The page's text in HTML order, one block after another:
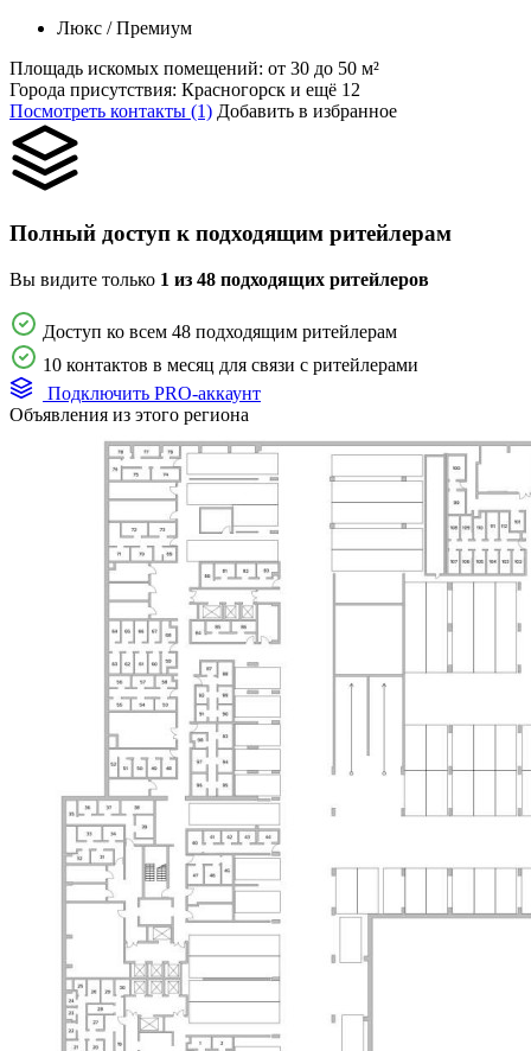
Люкс / Премиум
Площадь искомых помещений: от 30 до 50 м²
Города присутствия: Красногорск и ещё 12
Посмотреть контакты (1) Добавить в избранное
Полный доступ к подходящим ритейлерам
Вы видите только 1 из 48 подходящих ритейлеров
Доступ ко всем 48 подходящим ритейлерам
10 контактов в месяц для связи с ритейлерами
Подключить PRO-аккаунт
Объявления из этого региона